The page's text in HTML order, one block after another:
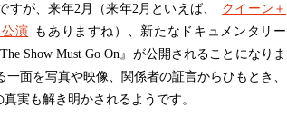
すが、来年2月（来年2月といえば、
クイーン＋
演 もありますね）、新たなドキュメンタリー
Show Must Go On』が公開されることになりま
一面を写真や映像、関係者の証言からひもとき、
実も解き明かされるようです。